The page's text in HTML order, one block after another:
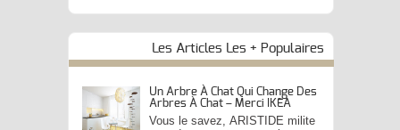
Les Articles Les + Populaires
Un Arbre À Chat Qui Change Des
Arbres À Chat – Merci IKEA
Vous le savez, ARISTIDE milite